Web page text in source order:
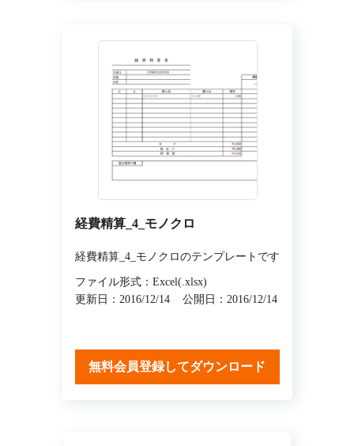
経費精算_4_モノクロ
経費精算_4_モノクロのテンプレートです
ファイル形式：Excel(.xlsx)
更新日：2016/12/14
公開日：2016/12/14
無料会員登録してダウンロード